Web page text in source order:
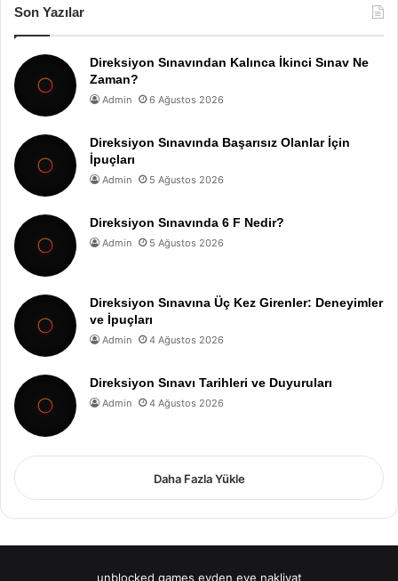
Son Yazılar
Direksiyon Sınavından Kalınca İkinci Sınav Ne
Zaman?
Admin 6 Ağustos 2026
Direksiyon Sınavında Başarısız Olanlar İçin
İpuçları
Admin 5 Ağustos 2026
Direksiyon Sınavında 6 F Nedir?
Admin 5 Ağustos 2026
Direksiyon Sınavına Üç Kez Girenler: Deneyimler
ve İpuçları
Admin 4 Ağustos 2026
Direksiyon Sınavı Tarihleri ve Duyuruları
Admin 4 Ağustos 2026
Daha Fazla Yükle
unblocked games evden eve nakliyat